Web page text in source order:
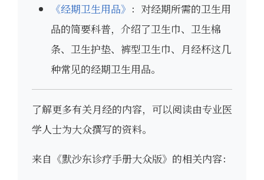
《经期卫生用品》 ：对经期所需的卫生用
品的简要科普，介绍了卫生巾、卫生棉
条、卫生护垫、裤型卫生巾、月经杯这几
种常见的经期卫生用品。
了解更多有关月经的内容，可以阅读由专业医
学人士为大众撰写的资料。
来自《默沙东诊疗手册大众版》的相关内容：